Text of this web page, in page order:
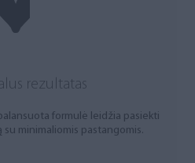
rezultatas
formulė leidžia pasiekti
minimaliomis pastangomis.